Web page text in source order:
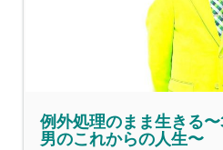
例外処理のまま生きる
男のこれからの人生〜